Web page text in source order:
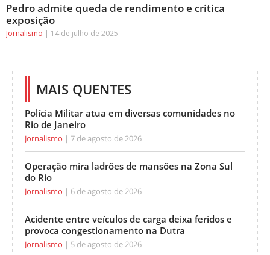
Pedro admite queda de rendimento e critica
exposição
Jornalismo 14 de julho de 2025
MAIS QUENTES
Polícia Militar atua em diversas comunidades no
Rio de Janeiro
Jornalismo 7 de agosto de 2026
Operação mira ladrões de mansões na Zona Sul
do Rio
Jornalismo 6 de agosto de 2026
Acidente entre veículos de carga deixa feridos e
provoca congestionamento na Dutra
Jornalismo 5 de agosto de 2026